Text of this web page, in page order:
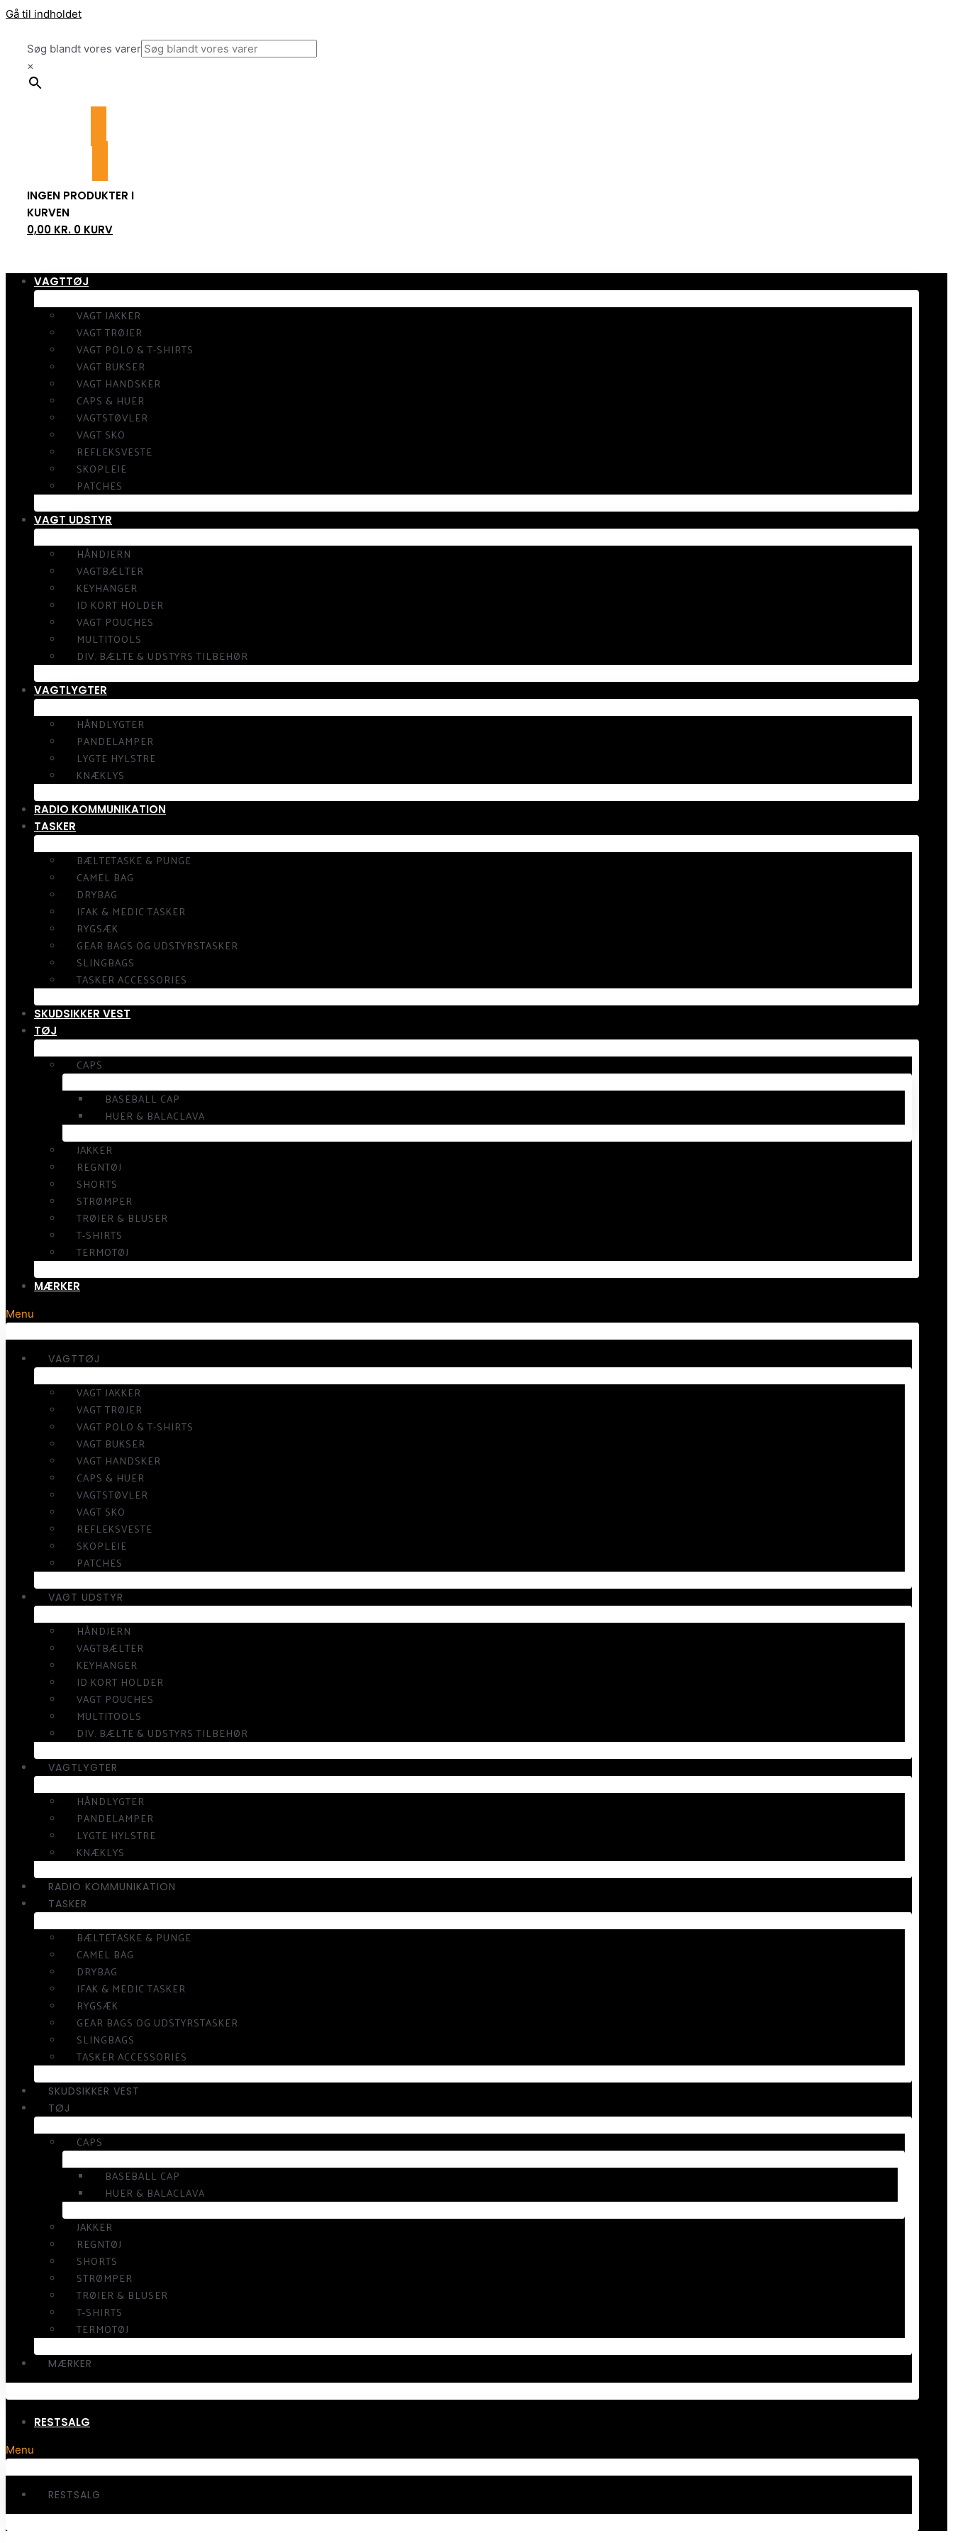
Gå til indholdet
Søg blandt vores varer
×
INGEN PRODUKTER I
KURVEN
0,00 KR. 0 KURV
VAGTTØJ
VAGT JAKKER
VAGT TRØJER
VAGT POLO & T-SHIRTS
VAGT BUKSER
VAGT HANDSKER
CAPS & HUER
VAGTSTØVLER
VAGT SKO
REFLEKSVESTE
SKOPLEJE
PATCHES
VAGT UDSTYR
HÅNDJERN
VAGTBÆLTER
KEYHANGER
ID KORT HOLDER
VAGT POUCHES
MULTITOOLS
DIV. BÆLTE & UDSTYRS TILBEHØR
VAGTLYGTER
HÅNDLYGTER
PANDELAMPER
LYGTE HYLSTRE
KNÆKLYS
RADIO KOMMUNIKATION
TASKER
BÆLTETASKE & PUNGE
CAMEL BAG
DRYBAG
IFAK & MEDIC TASKER
RYGSÆK
GEAR BAGS OG UDSTYRSTASKER
SLINGBAGS
TASKER ACCESSORIES
SKUDSIKKER VEST
TØJ
CAPS
BASEBALL CAP
HUER & BALACLAVA
JAKKER
REGNTØJ
SHORTS
STRØMPER
TRØJER & BLUSER
T-SHIRTS
TERMOTØJ
MÆRKER
Menu
VAGTTØJ
VAGT JAKKER
VAGT TRØJER
VAGT POLO & T-SHIRTS
VAGT BUKSER
VAGT HANDSKER
CAPS & HUER
VAGTSTØVLER
VAGT SKO
REFLEKSVESTE
SKOPLEJE
PATCHES
VAGT UDSTYR
HÅNDJERN
VAGTBÆLTER
KEYHANGER
ID KORT HOLDER
VAGT POUCHES
MULTITOOLS
DIV. BÆLTE & UDSTYRS TILBEHØR
VAGTLYGTER
HÅNDLYGTER
PANDELAMPER
LYGTE HYLSTRE
KNÆKLYS
RADIO KOMMUNIKATION
TASKER
BÆLTETASKE & PUNGE
CAMEL BAG
DRYBAG
IFAK & MEDIC TASKER
RYGSÆK
GEAR BAGS OG UDSTYRSTASKER
SLINGBAGS
TASKER ACCESSORIES
SKUDSIKKER VEST
TØJ
CAPS
BASEBALL CAP
HUER & BALACLAVA
JAKKER
REGNTØJ
SHORTS
STRØMPER
TRØJER & BLUSER
T-SHIRTS
TERMOTØJ
MÆRKER
RESTSALG
Menu
RESTSALG